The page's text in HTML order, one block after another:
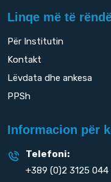
Linqe më të
Për Institutin
Kontakt
Lëvdata dhe ankesa
PPSh
Informacion për
Telefoni:
+389 (0)2 3125 044